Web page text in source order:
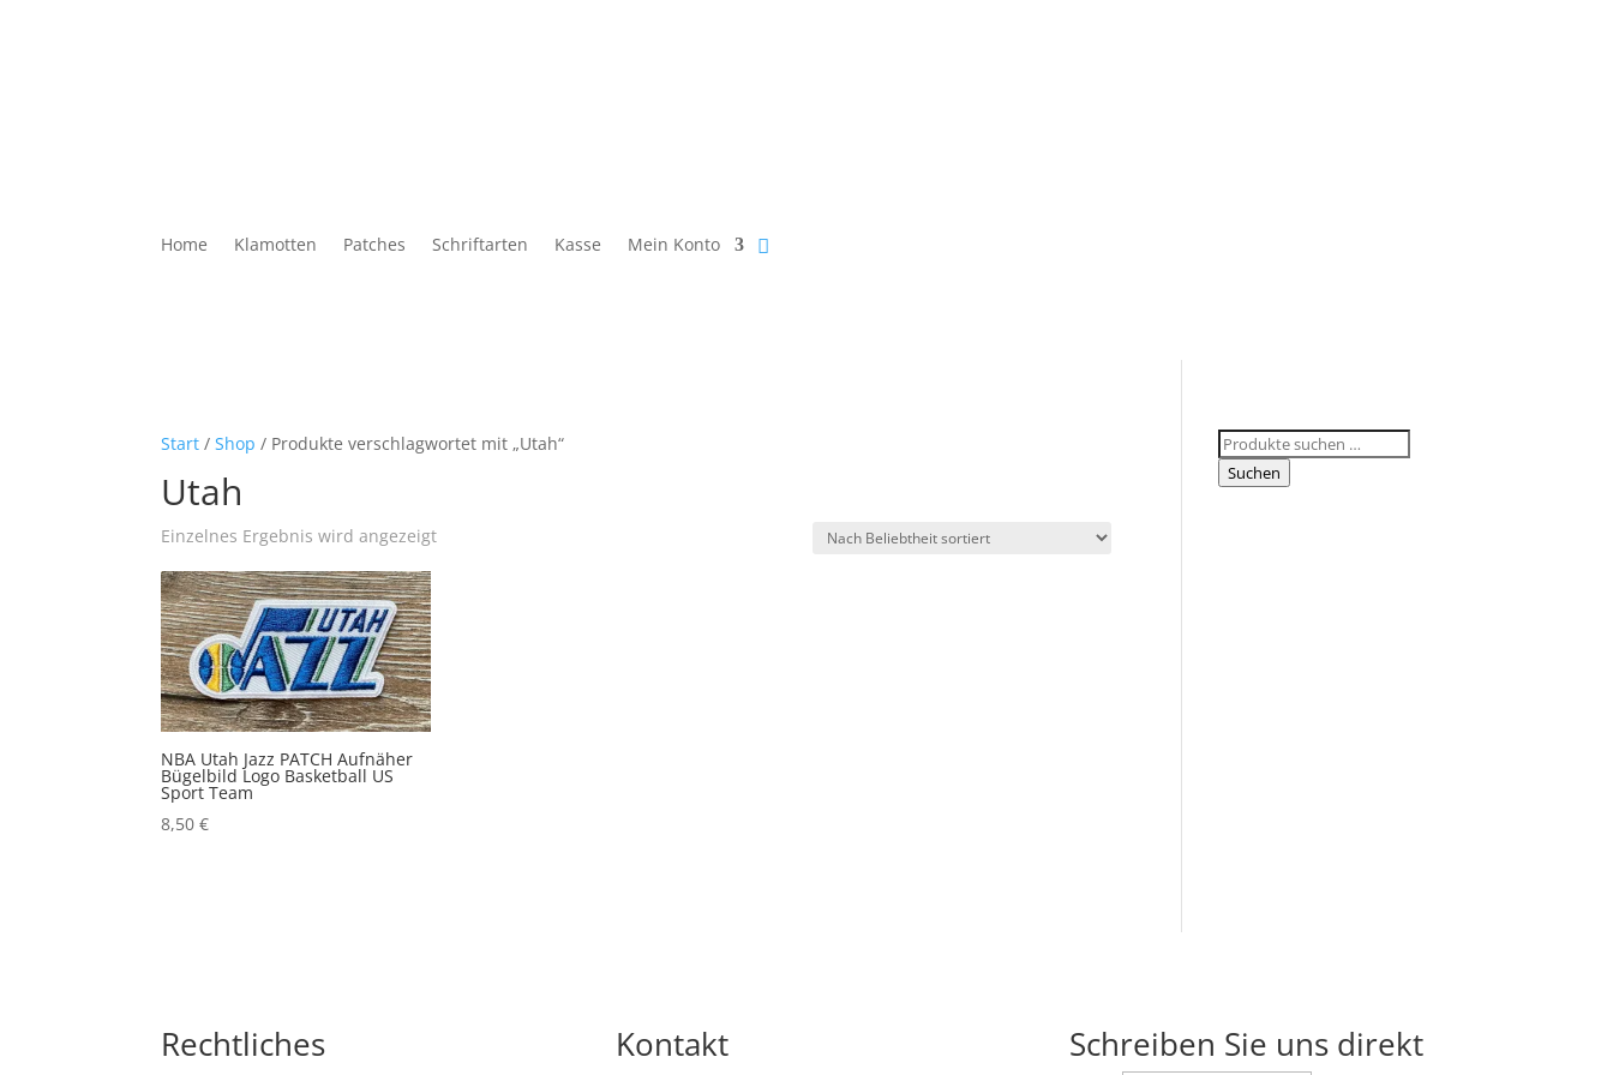
Home Klamotten Patches Schriftarten Kasse Mein Konto
Start /Shop / Produkte verschlagwortet mit „Utah“
Utah
Einzelnes Ergebnis wird angezeigt
NBA Utah Jazz PATCH Aufnäher
Bügelbild Logo Basketball US
Sport Team
8,50€
Suchen
nach:
Suchen
Rechtliches Kontakt Schreiben Sie uns direkt